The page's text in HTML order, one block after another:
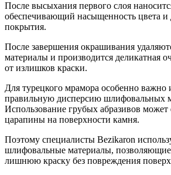
После высыхания первого слоя
обеспечивающий насыщенность цвета и
покрытия.
После завершения окрашивания
материалы и производится деликатная
от излишков краски.
Для турецкого мрамора особенно важно
правильную дисперсию шлифовальных
Использование грубых абразивов может
царапины на поверхности камня.
Поэтому специалисты Bezikaron
шлифовальные материалы, позволяющие
лишнюю краску без повреждения